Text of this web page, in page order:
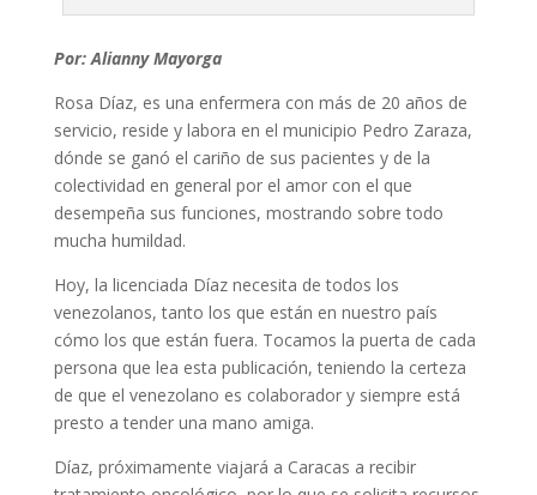
Por: Alianny Mayorga
Rosa Díaz, es una enfermera con más de 20 años de
servicio, reside y labora en el municipio Pedro Zaraza,
dónde se ganó el cariño de sus pacientes y de la
colectividad en general por el amor con el que
desempeña sus funciones, mostrando sobre todo
mucha humildad.
Hoy, la licenciada Díaz necesita de todos los
venezolanos, tanto los que están en nuestro país
cómo los que están fuera. Tocamos la puerta de cada
persona que lea esta publicación, teniendo la certeza
de que el venezolano es colaborador y siempre está
presto a tender una mano amiga.
Díaz, próximamente viajará a Caracas a recibir